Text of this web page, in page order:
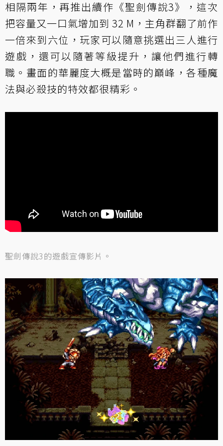
相隔兩年，再推出續作《聖劍傳說3》，這次
把容量又一口氣增加到 32 M，主角群翻了前作
一倍來到六位，玩家可以隨意挑選出三人進行
遊戲，還可以隨著等級提升，讓他們進行轉
職。畫面的華麗度大概是當時的巔峰，各種魔
法與必殺技的特效都很精彩。
聖劍傳說3的遊戲宣傳影片。